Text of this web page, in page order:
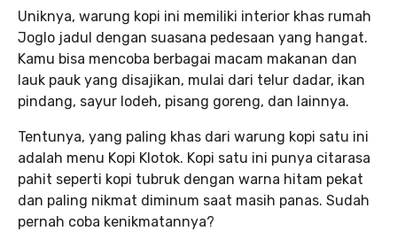
Uniknya, warung kopi ini memiliki interior khas rumah
Joglo jadul dengan suasana pedesaan yang hangat.
Kamu bisa mencoba berbagai macam makanan dan
lauk pauk yang disajikan, mulai dari telur dadar, ikan
pindang, sayur lodeh, pisang goreng, dan lainnya.
Tentunya, yang paling khas dari warung kopi satu ini
adalah menu Kopi Klotok. Kopi satu ini punya citarasa
pahit seperti kopi tubruk dengan warna hitam pekat
dan paling nikmat diminum saat masih panas. Sudah
pernah coba kenikmatannya?